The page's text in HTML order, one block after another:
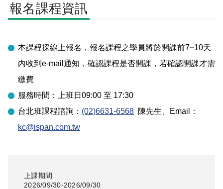
報名課程資訊
本課程採線上報名，報名課程之學員將於開課前7~10天
內收到e-mail通知，確認課程是否開課，若確認開課才需
繳費
服務時間：上班日09:00 至 17:30
台北班課程諮詢： (02)6631-6568 陳先生 、Email：
kc@ispan.com.tw
上課期間
2026/09/30-2026/09/30